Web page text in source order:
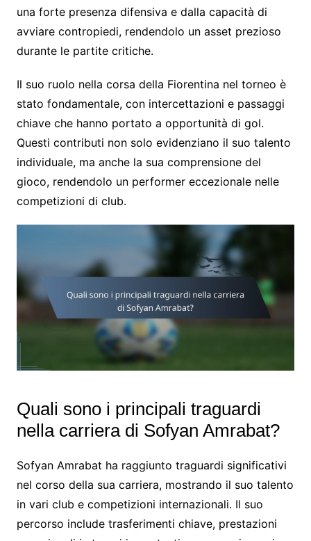
una forte presenza difensiva e dalla capacità di
avviare contropiedi, rendendolo un asset prezioso
durante le partite critiche.
Il suo ruolo nella corsa della Fiorentina nel torneo è
stato fondamentale, con intercettazioni e passaggi
chiave che hanno portato a opportunità di gol.
Questi contributi non solo evidenziano il suo talento
individuale, ma anche la sua comprensione del
gioco, rendendolo un performer eccezionale nelle
competizioni di club.
Quali sono i principali traguardi
nella carriera di Sofyan Amrabat?
Sofyan Amrabat ha raggiunto traguardi significativi
nel corso della sua carriera, mostrando il suo talento
in vari club e competizioni internazionali. Il suo
percorso include trasferimenti chiave, prestazioni